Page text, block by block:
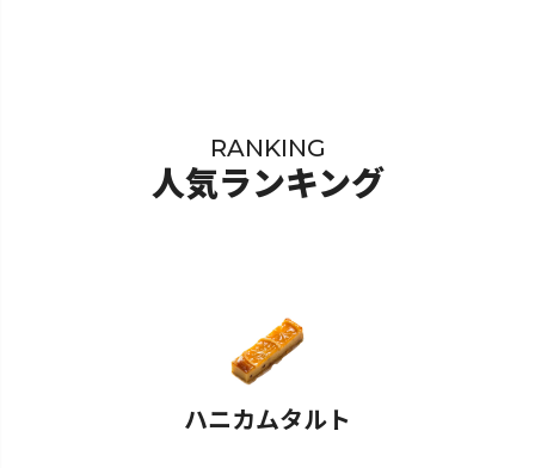
RANKING
人気ランキング
ハニカムタルト